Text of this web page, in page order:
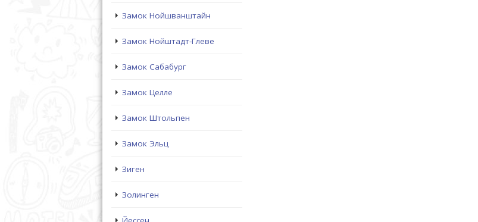
Замок Нойшванштайн
Замок Нойштадт-Глеве
Замок Сабабург
Замок Целле
Замок Штольпен
Замок Эльц
Зиген
Золинген